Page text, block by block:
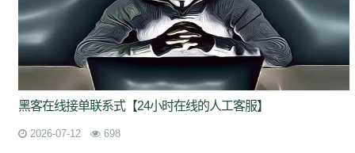
黑客在线接单联系式【24小时在线的人工客服】
2026-07-12 698